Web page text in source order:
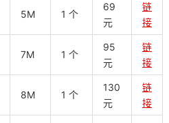
5M 1 个
69
元
链
接
7M 1 个
95
元
链
接
8M 1 个
130
元
链
接